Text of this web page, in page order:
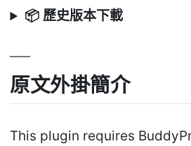
📦 歷史版本下載
原文外掛簡介
This plugin requires